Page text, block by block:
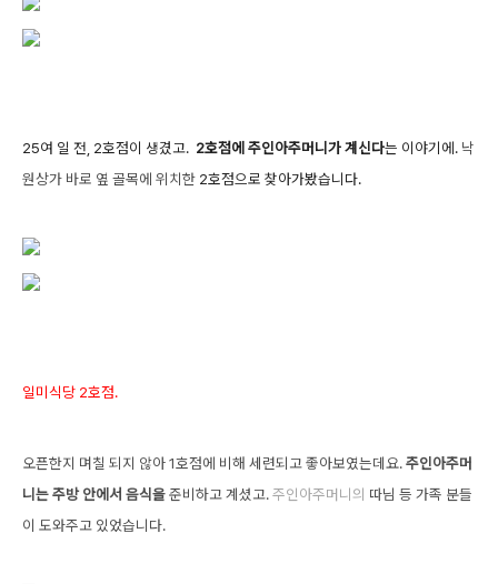
25여 일 전, 2호점이 생겼고. 2호점에 주인아주머니가 계신다는 이야기에. 낙
원상가 바로 옆 골목에 위치한 2호점으로 찾아가봤습니다.
일미식당 2호점.
오픈한지 며칠 되지 않아 1호점에 비해 세련되고 좋아보였는데요.주인아주머
니는 주방 안에서 음식을준비하고 계셨고.주인아주머니의 따님 등 가족 분들
이 도와주고 있었습니다.